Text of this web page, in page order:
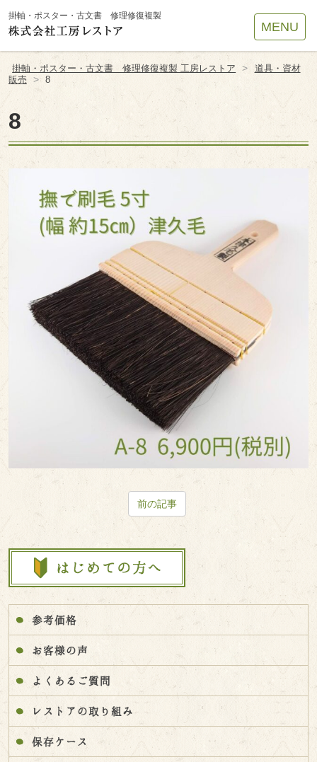
掛軸・ポスター・古文書 修理修復複製
MENU
掛軸・ポスター・古文書 修理修復複製 工房レストア >
道具・資材
販売
> 8
8
前の記事
参考価格
お客様の声
よくあるご質問
レストアの取り組み
保存ケース
Site
Footer